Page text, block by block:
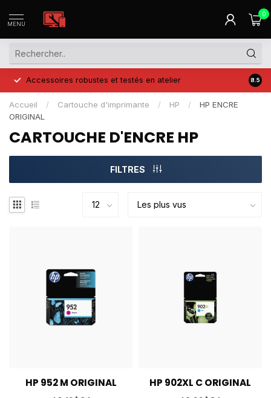
MENU
0
Accessoires robustes et testés en atelier Prix
8.5
Accueil / Cartouche d'imprimante / HP /
HP ENCRE
ORIGINAL
CARTOUCHE D'ENCRE HP
FILTRES
HP 952 M ORIGINAL HP 902XL C ORIGINAL